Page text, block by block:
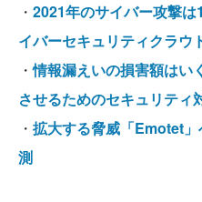
・ 2021年のサイバー攻撃
イバーセキュリティクラウ
・情報漏えいの損害額は
させるためのセキュリティ
・ 拡大する脅威「Emotet
測